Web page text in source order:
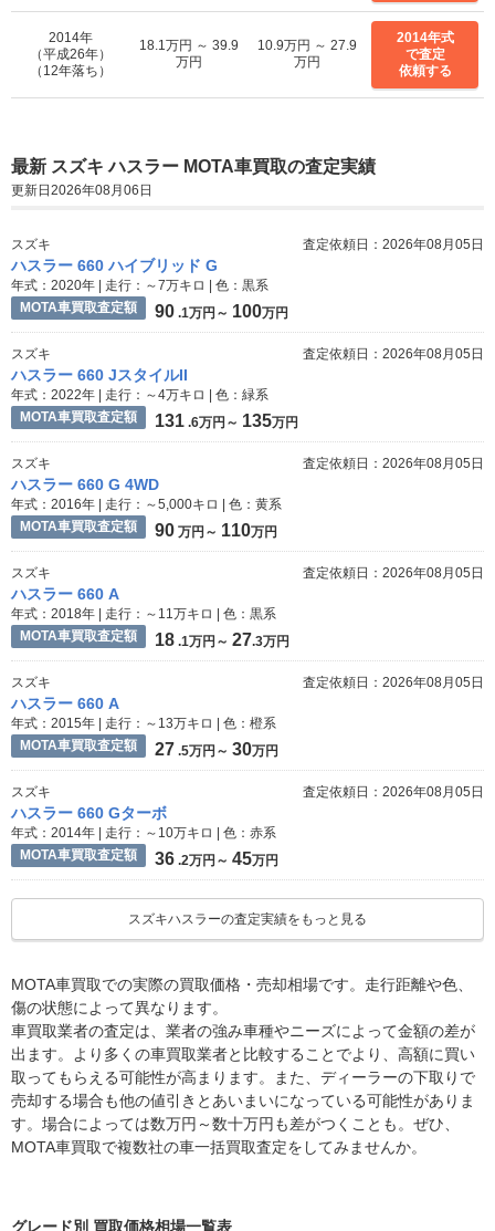
2014年
（平成26年）
（12年落ち）
18.1万円 ～ 39.9
万円
10.9万円 ～ 27.9
万円
2014年式
で査定
依頼する
最新 スズキ ハスラー MOTA車買取の査定実績
更新日2026年08月06日
スズキ 査定依頼日：2026年08月05日
ハスラー 660 ハイブリッド G
年式：2020年 | 走行：～7万キロ | 色：黒系
MOTA車買取査定額
90 .1万円～ 100万円
スズキ 査定依頼日：2026年08月05日
ハスラー 660 JスタイルII
年式：2022年 | 走行：～4万キロ | 色：緑系
MOTA車買取査定額
131 .6万円～ 135万円
スズキ 査定依頼日：2026年08月05日
ハスラー 660 G 4WD
年式：2016年 | 走行：～5,000キロ | 色：黄系
MOTA車買取査定額
90 万円～ 110万円
スズキ 査定依頼日：2026年08月05日
ハスラー 660 A
年式：2018年 | 走行：～11万キロ | 色：黒系
MOTA車買取査定額
18 .1万円～ 27.3万円
スズキ 査定依頼日：2026年08月05日
ハスラー 660 A
年式：2015年 | 走行：～13万キロ | 色：橙系
MOTA車買取査定額
27 .5万円～ 30万円
スズキ 査定依頼日：2026年08月05日
ハスラー 660 Gターボ
年式：2014年 | 走行：～10万キロ | 色：赤系
MOTA車買取査定額
36 .2万円～ 45万円
スズキハスラーの査定実績をもっと見る
MOTA車買取での実際の買取価格・売却相場です。走行距離や色、
傷の状態によって異なります。
車買取業者の査定は、業者の強み車種やニーズによって金額の差が
出ます。より多くの車買取業者と比較することでより、高額に買い
取ってもらえる可能性が高まります。また、ディーラーの下取りで
売却する場合も他の値引きとあいまいになっている可能性がありま
す。場合によっては数万円～数十万円も差がつくことも。ぜひ、
MOTA車買取で複数社の車一括買取査定をしてみませんか。
グレード別 買取価格相場一覧表